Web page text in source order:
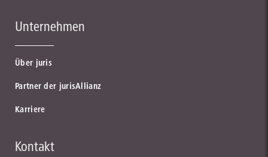
Unternehmen
Über juris
Partner der jurisAllianz
Karriere
Kontakt